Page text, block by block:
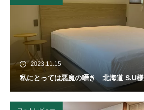
2023.11.15
私にとっては悪魔の囁き 北海道 S.U様